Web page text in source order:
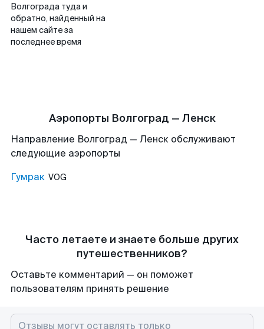
Волгограда туда и
обратно, найденный на
нашем сайте за
последнее время
Аэропорты Волгоград — Ленск
Направление Волгоград — Ленск обслуживают
следующие аэропорты
Гумрак VOG
Часто летаете и знаете больше других
путешественников?
Оставьте комментарий — он поможет
пользователям принять решение